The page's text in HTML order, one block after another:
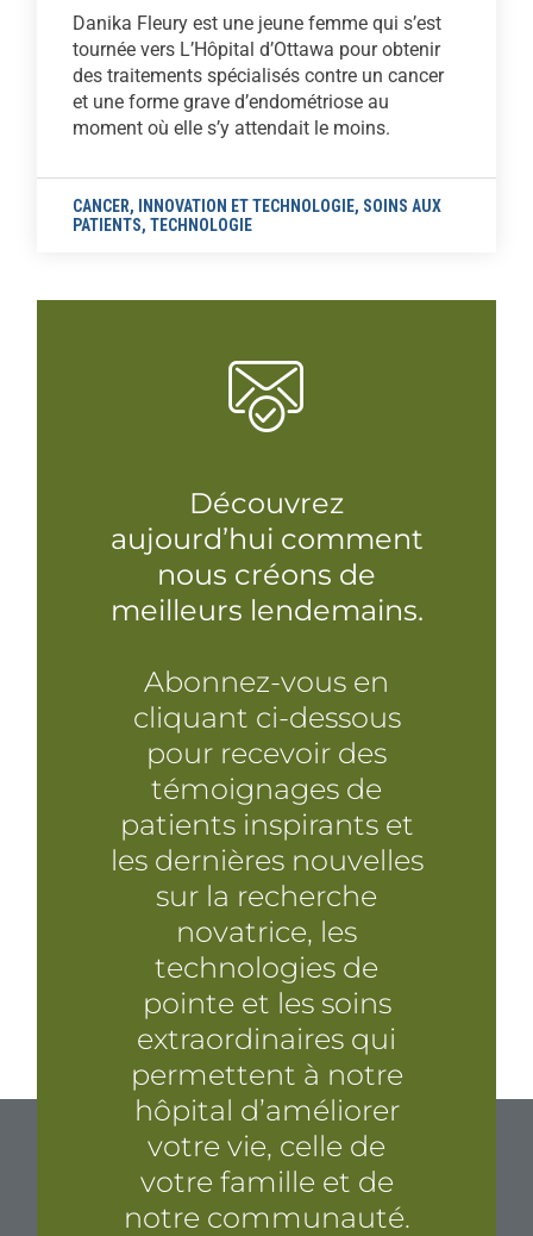
Danika Fleury est une jeune femme qui s’est
tournée vers L’Hôpital d’Ottawa pour obtenir
des traitements spécialisés contre un cancer
et une forme grave d’endométriose au
moment où elle s’y attendait le moins.
CANCER, INNOVATION ET TECHNOLOGIE, SOINS AUX
PATIENTS,TECHNOLOGIE
Découvrez
aujourd’hui comment
nous créons de
meilleurs lendemains.
Abonnez-vous en
cliquant ci-dessous
pour recevoir des
témoignages de
patients inspirants et
les dernières nouvelles
sur la recherche
novatrice, les
technologies de
pointe et les soins
extraordinaires qui
permettent à notre
hôpital d’améliorer
votre vie, celle de
votre famille et de
notre communauté.